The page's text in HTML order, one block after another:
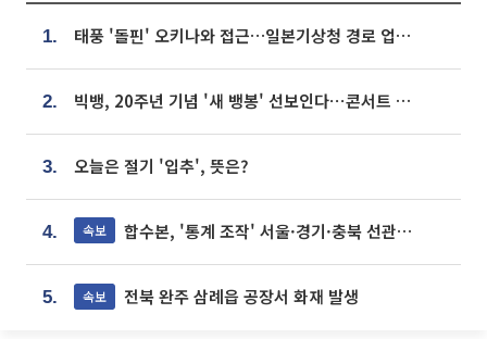
1. 태풍 '돌핀' 오키나와 접근…일본기상청 경로 업데이트
2. 빅뱅, 20주년 기념 '새 뱅봉' 선보인다⋯콘서트 앞두고 팝업 개최
3. 오늘은 절기 '입추', 뜻은?
4. 속보 합수본, '통계 조작' 서울·경기·충북 선관위 등 추가 압수수색
5. 속보 전북 완주 삼례읍 공장서 화재 발생